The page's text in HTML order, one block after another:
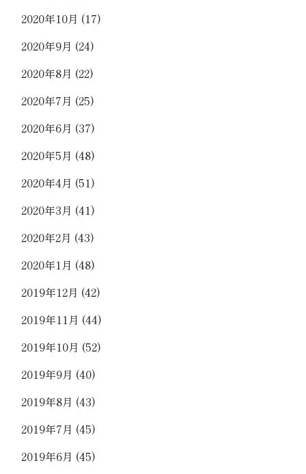
2020年10月 (17)
2020年9月 (24)
2020年8月 (22)
2020年7月 (25)
2020年6月 (37)
2020年5月 (48)
2020年4月 (51)
2020年3月 (41)
2020年2月 (43)
2020年1月 (48)
2019年12月 (42)
2019年11月 (44)
2019年10月 (52)
2019年9月 (40)
2019年8月 (43)
2019年7月 (45)
2019年6月 (45)